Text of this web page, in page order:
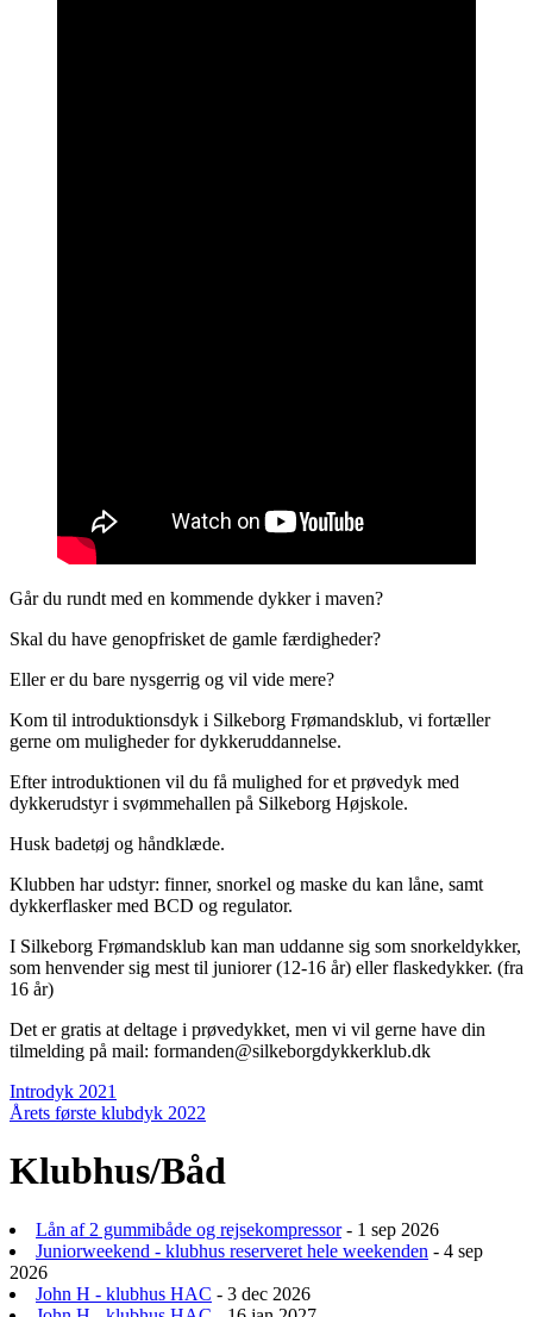
Går du rundt med en kommende dykker i maven?
Skal du have genopfrisket de gamle færdigheder?
Eller er du bare nysgerrig og vil vide mere?
Kom til introduktionsdyk i Silkeborg Frømandsklub, vi fortæller
gerne om muligheder for dykkeruddannelse.
Efter introduktionen vil du få mulighed for et prøvedyk med
dykkerudstyr i svømmehallen på Silkeborg Højskole.
Husk badetøj og håndklæde.
Klubben har udstyr: finner, snorkel og maske du kan låne, samt
dykkerflasker med BCD og regulator.
I Silkeborg Frømandsklub kan man uddanne sig som snorkeldykker,
som henvender sig mest til juniorer (12-16 år) eller flaskedykker. (fra
16 år)
Det er gratis at deltage i prøvedykket, men vi vil gerne have din
tilmelding på mail: formanden@silkeborgdykkerklub.dk
Indlægsnavigation
Introdyk 2021
Årets første klubdyk 2022
Klubhus/Båd
Lån af 2 gummibåde og rejsekompressor- 1 sep 2026
Juniorweekend - klubhus reserveret hele weekenden - 4 sep
2026
John H - klubhus HAC - 3 dec 2026